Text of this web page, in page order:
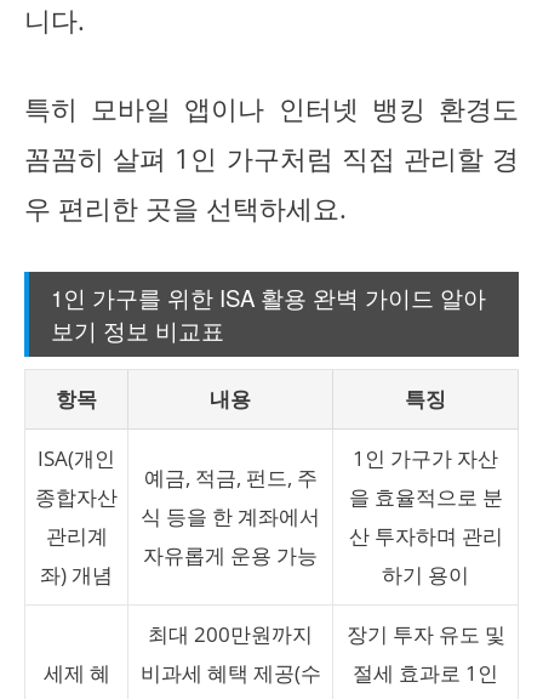
니다.
특히 모바일 앱이나 인터넷 뱅킹 환경도
꼼꼼히 살펴 1인 가구처럼 직접 관리할 경
우 편리한 곳을 선택하세요.
1인 가구를 위한 ISA 활용 완벽 가이드 알아
보기 정보 비교표
항목 내용 특징
ISA(개인
종합자산
관리계
좌) 개념
예금, 적금, 펀드, 주
식 등을 한 계좌에서
자유롭게 운용 가능
1인 가구가 자산
을 효율적으로 분
산 투자하며 관리
하기 용이
세제 혜
최대 200만원까지
비과세 혜택 제공(수
장기 투자 유도 및
절세 효과로 1인